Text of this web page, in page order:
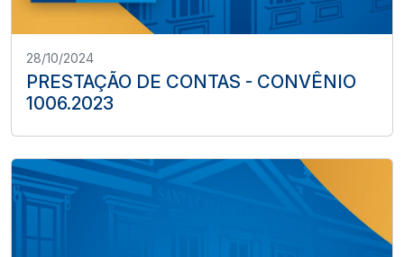
28/10/2024
PRESTAÇÃO DE CONTAS - CONVÊNIO
1006.2023